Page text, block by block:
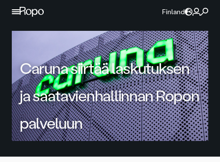
Jatka sisältöön
Finland
Caruna siirtää laskutuksen
ja saatavienhallinnan Ropon
palveluun